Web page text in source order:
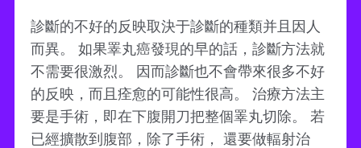
診斷的不好的反映取決于診斷的種類并且因人
而異。 如果睪丸癌發現的早的話，診斷方法就
不需要很激烈。 因而診斷也不會帶來很多不好
的反映，而且痊愈的可能性很高。 治療方法主
要是手術，即在下腹開刀把整個睪丸切除。 若
已經擴散到腹部，除了手術， 還要做輻射治